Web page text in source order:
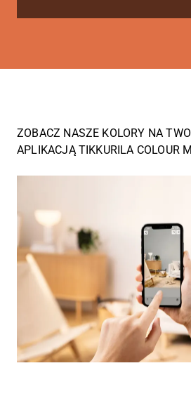
ZOBACZ NASZE KOLORY NA
APLIKACJĄ TIKKURILA COLOUR